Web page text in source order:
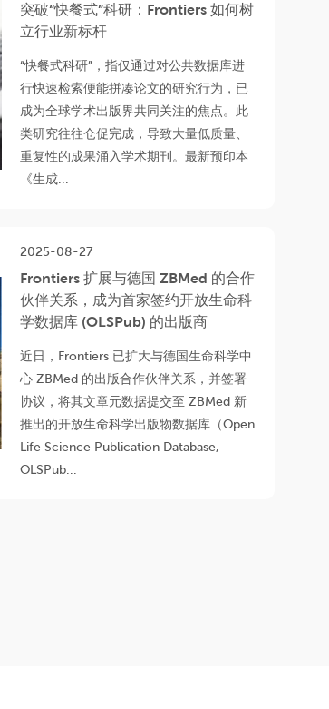
突破“快餐式”科研：Frontiers 如何树
立行业新标杆
“快餐式科研”，指仅通过对公共数据库进
行快速检索便能拼凑论文的研究行为，已
成为全球学术出版界共同关注的焦点。此
类研究往往仓促完成，导致大量低质量、
重复性的成果涌入学术期刊。最新预印本
《生成...
2025-08-27
Frontiers 扩展与德国 ZBMed 的合作
伙伴关系，成为首家签约开放生命科
学数据库 (OLSPub) 的出版商
近日，Frontiers 已扩大与德国生命科学中
心 ZBMed 的出版合作伙伴关系，并签署
协议，将其文章元数据提交至 ZBMed 新
推出的开放生命科学出版物数据库（Open
Life Science Publication Database,
OLSPub...